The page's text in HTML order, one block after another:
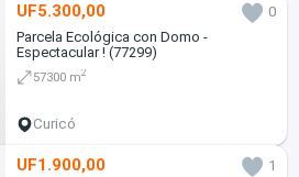
UF5.300,00
0
Parcela Ecológica con Domo -
Espectacular ! (77299)
57300 m2
Curicó
UF1.900,00
1